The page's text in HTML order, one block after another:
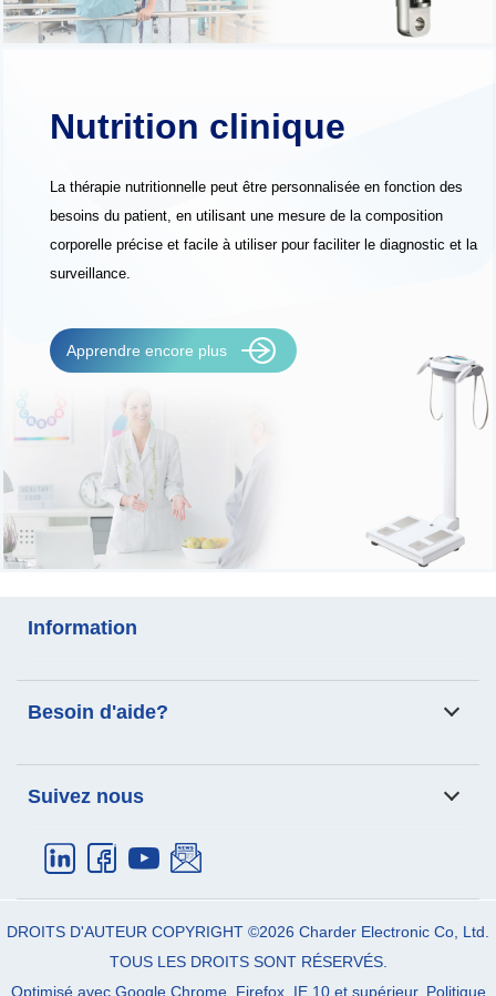
Nutrition clinique
La thérapie nutritionnelle peut être personnalisée en fonction des
besoins du patient, en utilisant une mesure de la composition
corporelle précise et facile à utiliser pour faciliter le diagnostic et la
surveillance.
Apprendre encore plus
Information
corporelle
Des produits Application
Soutien
À propos de nous
Besoin d'aide?
Fax:+886-4-2406-5612
41262 Taiwan (R.O.C)
Suivez nous
DROITS D'AUTEUR COPYRIGHT ©2026 Charder Electronic Co, Ltd.
TOUS LES DROITS SONT RÉSERVÉS.
Optimisé avec Google Chrome, Firefox, IE 10 et supérieur. Politique